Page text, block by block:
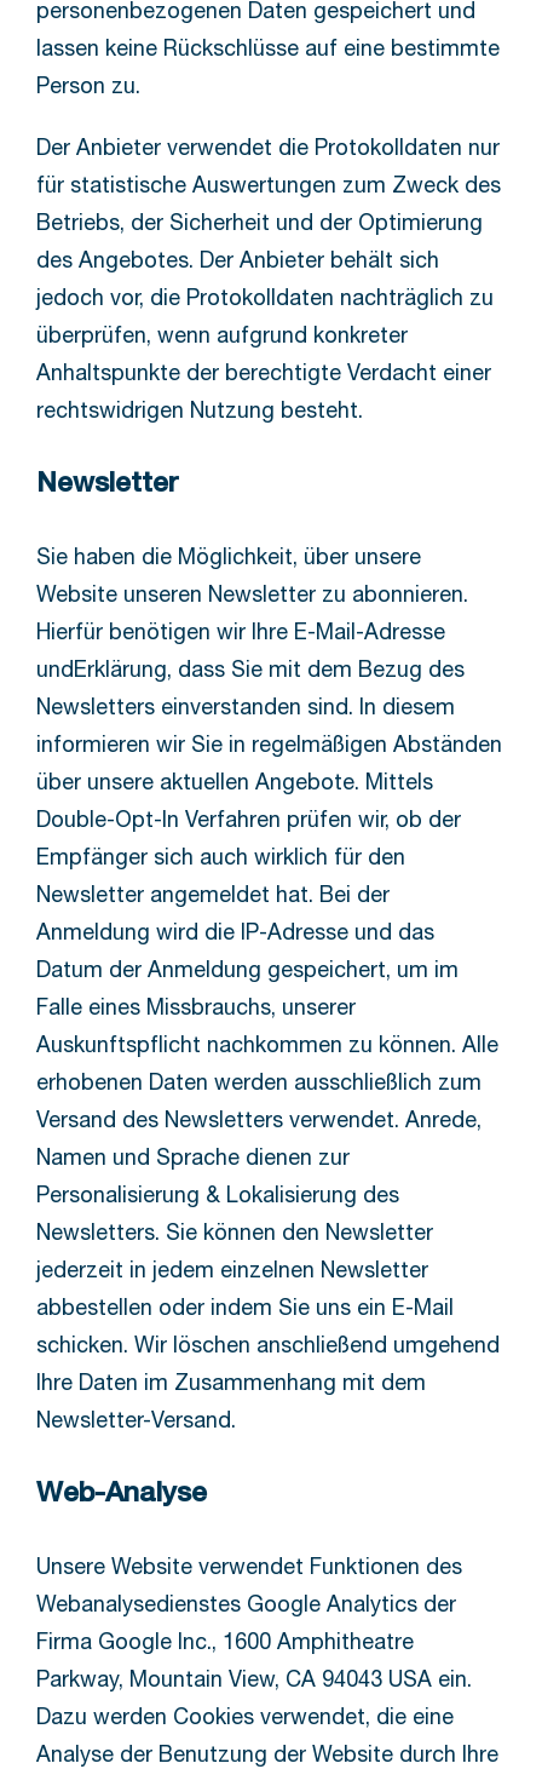
personenbezogenen Daten gespeichert und
lassen keine Rückschlüsse auf eine bestimmte
Person zu.
Der Anbieter verwendet die Protokolldaten nur
für statistische Auswertungen zum Zweck des
Betriebs, der Sicherheit und der Optimierung
des Angebotes. Der Anbieter behält sich
jedoch vor, die Protokolldaten nachträglich zu
überprüfen, wenn aufgrund konkreter
Anhaltspunkte der berechtigte Verdacht einer
rechtswidrigen Nutzung besteht.
Newsletter
Sie haben die Möglichkeit, über unsere
Website unseren Newsletter zu abonnieren.
Hierfür benötigen wir Ihre E-Mail-Adresse
undErklärung, dass Sie mit dem Bezug des
Newsletters einverstanden sind. In diesem
informieren wir Sie in regelmäßigen Abständen
über unsere aktuellen Angebote. Mittels
Double-Opt-In Verfahren prüfen wir, ob der
Empfänger sich auch wirklich für den
Newsletter angemeldet hat. Bei der
Anmeldung wird die IP-Adresse und das
Datum der Anmeldung gespeichert, um im
Falle eines Missbrauchs, unserer
Auskunftspflicht nachkommen zu können. Alle
erhobenen Daten werden ausschließlich zum
Versand des Newsletters verwendet. Anrede,
Namen und Sprache dienen zur
Personalisierung & Lokalisierung des
Newsletters. Sie können den Newsletter
jederzeit in jedem einzelnen Newsletter
abbestellen oder indem Sie uns ein E-Mail
schicken. Wir löschen anschließend umgehend
Ihre Daten im Zusammenhang mit dem
Newsletter-Versand.
Web-Analyse
Unsere Website verwendet Funktionen des
Webanalysedienstes Google Analytics der
Firma Google Inc., 1600 Amphitheatre
Parkway, Mountain View, CA 94043 USA ein.
Dazu werden Cookies verwendet, die eine
Analyse der Benutzung der Website durch Ihre